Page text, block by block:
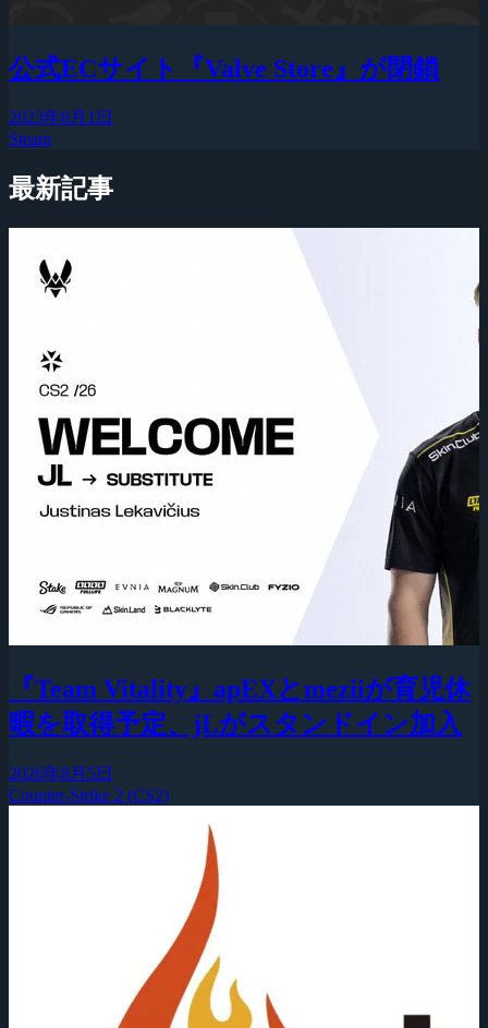
公式ECサイト『Valve Store』が閉鎖
2023年8月1日
Steam
最新記事
『Team Vitality』apEXとmeziiが育児休
暇を取得予定、jLがスタンドイン加入
2026年8月5日
Counter-Strike 2 (CS2)